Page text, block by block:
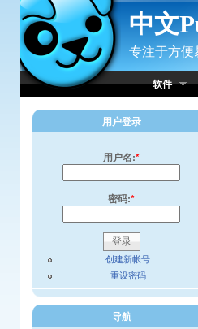
Skip to Content
中文
专注于方
软件
用户登录
用户名:*
密码:*
创建新帐号
重设密码
导航